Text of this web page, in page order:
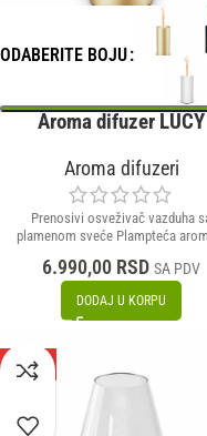
ODABERITE BOJU
Aroma difuzer LUCY
Aroma difuzeri
Prenosivi osveživač vazduha
plamenom sveće Plampteća
6.990,00 RSD SA PDV
DODAJ U KORPU
-57%